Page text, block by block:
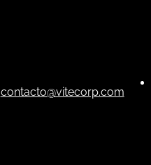
contacto@vitecorp.com